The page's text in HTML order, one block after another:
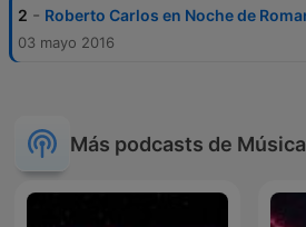
2 - Roberto Carlos en Noche de
03 mayo 2016
Más podcasts de Música